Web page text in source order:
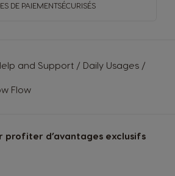
DE PAIEMENTSÉCURISÉS
and Support / Daily Usages /
Flow
profiter d’avantages exclusifs